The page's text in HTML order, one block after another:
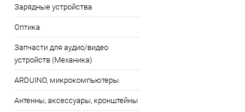
Зарядные устройства
Оптика
Запчасти для аудио/видео
устройств (Механика)
ARDUINO, микрокомпьютеры
Антенны, аксессуары, кронштейны